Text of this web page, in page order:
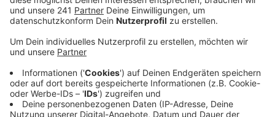
Anzeige
Sie soll in unserer Stadt vor fast genau zwanzig Jahren
am Überfall auf den Tresorraum eines Supermarkts
beteiligt gewesen sein und eine hohe Geldsumme
gestohlen haben: Die Staatsanwaltschaft Verden hat
unter anderem auf der Basis dieses Vorwurfs Anklage